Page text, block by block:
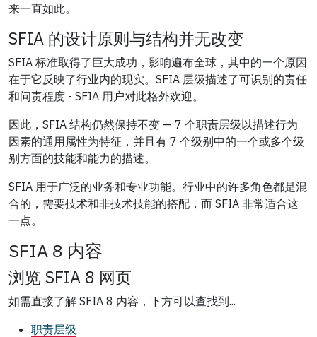
来一直如此。
SFIA 的设计原则与结构并无改变
SFIA 标准取得了巨大成功，影响遍布全球，其中的一个原因
在于它反映了行业内的现实。SFIA 层级描述了可识别的责任
和问责程度 - SFIA 用户对此格外欢迎。
因此，SFIA 结构仍然保持不变 — 7 个职责层级以描述行为
因素的通用属性为特征，并且有 7 个级别中的一个或多个级
别方面的技能和能力的描述。
SFIA 用于广泛的业务和专业功能。行业中的许多角色都是混
合的，需要技术和非技术技能的搭配，而 SFIA 非常适合这
一点。
SFIA 8 内容
浏览 SFIA 8 网页
如需直接了解 SFIA 8 内容，下方可以查找到...
职责层级